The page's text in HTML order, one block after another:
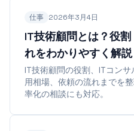
仕事 2026年3月4日
IT技術顧問とは？役
れをわかりやすく解説
IT技術顧問の役割、ITコン
用相場、依頼の流れまでを
率化の相談にも対応。